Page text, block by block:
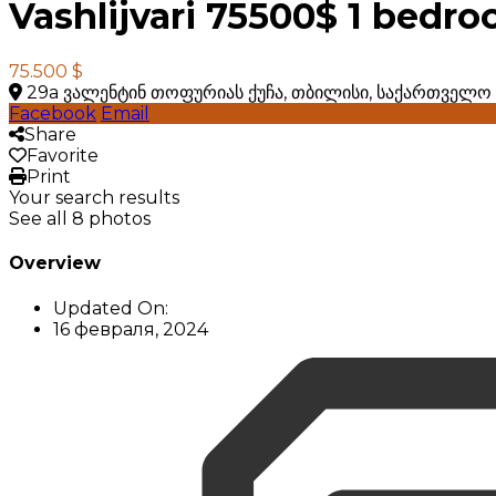
Vashlijvari 75500$ 1
75.500 $
29a ვალენტინ თოფურიას ქუჩა, თბილისი, საქართველო
Facebook Email
Share
Favorite
Print
Your search results
See all 8 photos
Overview
Updated On:
16 февраля, 2024